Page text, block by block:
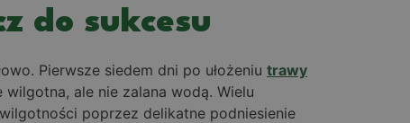
do sukcesu
Pierwsze siedem dni po ułożeniu trawy
ale nie zalana wodą. Wielu
poprzez delikatne podniesienie